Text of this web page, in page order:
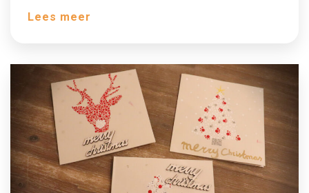
Lees meer